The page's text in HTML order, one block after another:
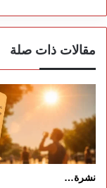
مقالات ذات صلة
نشرة…